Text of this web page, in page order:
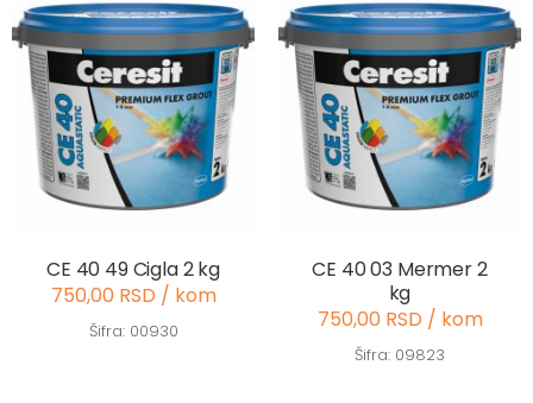
CE 40 49 Cigla 2 kg
750,00 RSD / kom
Šifra: 00930
CE 40 03 Mermer 2
kg
750,00 RSD / kom
Šifra: 09823